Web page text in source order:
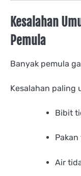
Kesalahan
Pemula
Banyak pemula
Kesalahan paling
Bibit
Air